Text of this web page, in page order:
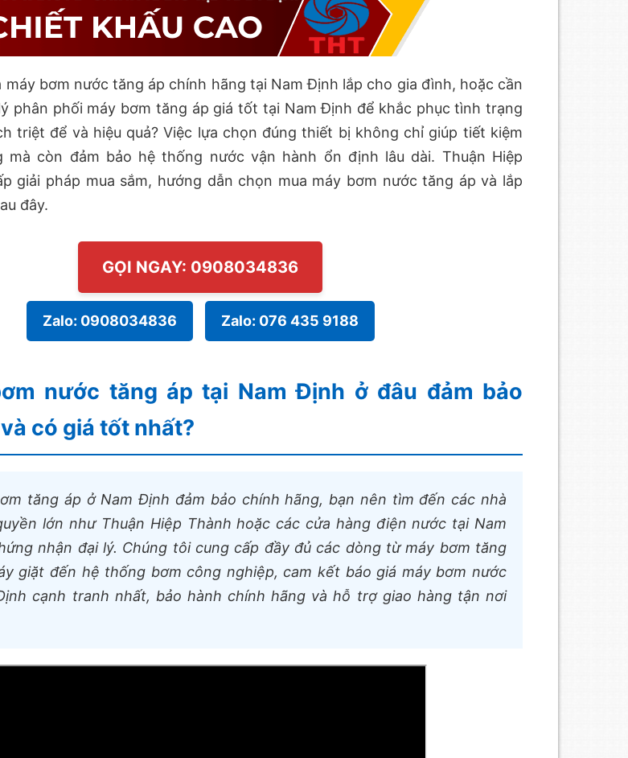
máy bơm nước tăng áp chính hãng tại Nam Định lắp cho gia đình, hoặc cần
phân phối máy bơm tăng áp giá tốt tại Nam Định để khắc phục tình trạng
triệt để và hiệu quả? Việc lựa chọn đúng thiết bị không chỉ giúp tiết kiệm
mà còn đảm bảo hệ thống nước vận hành ổn định lâu dài. Thuận Hiệp
giải pháp mua sắm, hướng dẫn chọn mua máy bơm nước tăng áp và lắp
đây.
GỌI NGAY: 0908034836
Zalo: 0908034836 Zalo: 076 435 9188
nước tăng áp tại Nam Định ở đâu đảm bảo
có giá tốt nhất?
tăng áp ở Nam Định đảm bảo chính hãng, bạn nên tìm đến các nhà
lớn như Thuận Hiệp Thành hoặc các cửa hàng điện nước tại Nam
nhận đại lý. Chúng tôi cung cấp đầy đủ các dòng từ máy bơm tăng
giặt đến hệ thống bơm công nghiệp, cam kết báo giá máy bơm nước
cạnh tranh nhất, bảo hành chính hãng và hỗ trợ giao hàng tận nơi